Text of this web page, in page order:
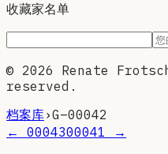
收藏家名单
© 2026 Renate
reserved.
档案库›G–00042
← 0004300041 →